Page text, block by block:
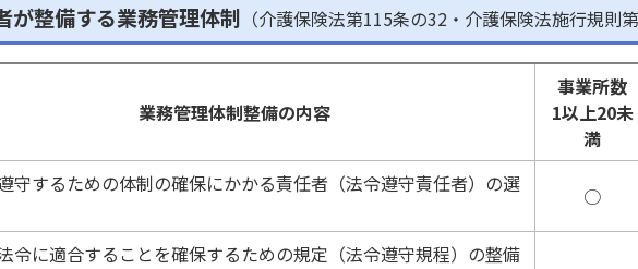
が整備する業務管理体制 （介護保険法第115条の32・介護保険法施行規則
業務管理体制整備の内容
事業所数
1以上20未
満
守するための体制の確保にかかる責任者（法令遵守責任者）の選
○
令に適合することを確保するための規定（法令遵守規程）の整備